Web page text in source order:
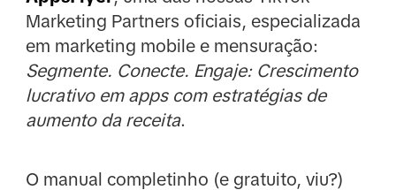
Marketing Partners oficiais, especializada
em marketing mobile e mensuração:
Segmente. Conecte. Engaje: Crescimento
lucrativo em apps com estratégias de
aumento da receita.
O manual completinho (e gratuito, viu?)